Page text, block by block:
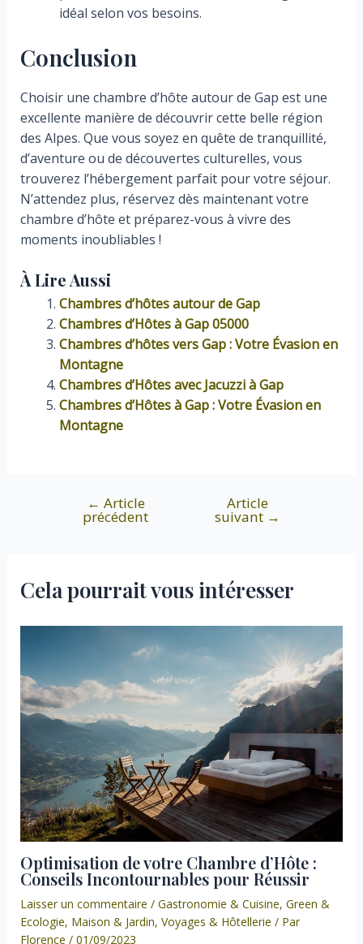
idéal selon vos besoins.
Conclusion
Choisir une chambre d’hôte autour de Gap est une
excellente manière de découvrir cette belle région
des Alpes. Que vous soyez en quête de tranquillité,
d’aventure ou de découvertes culturelles, vous
trouverez l’hébergement parfait pour votre séjour.
N’attendez plus, réservez dès maintenant votre
chambre d’hôte et préparez-vous à vivre des
moments inoubliables !
À Lire Aussi
Chambres d’hôtes autour de Gap
Chambres d’Hôtes à Gap 05000
Chambres d’hôtes vers Gap : Votre Évasion en
Montagne
Chambres d’Hôtes avec Jacuzzi à Gap
Chambres d’Hôtes à Gap : Votre Évasion en
Montagne
Navigation
← Article
précédent
Article
suivant →
Cela pourrait vous intéresser
Optimisation de votre Chambre d’Hôte :
Conseils Incontournables pour Réussir
Laisser un commentaire / Gastronomie & Cuisine, Green &
Ecologie, Maison & Jardin, Voyages & Hôtellerie / Par
Florence / 01/09/2023